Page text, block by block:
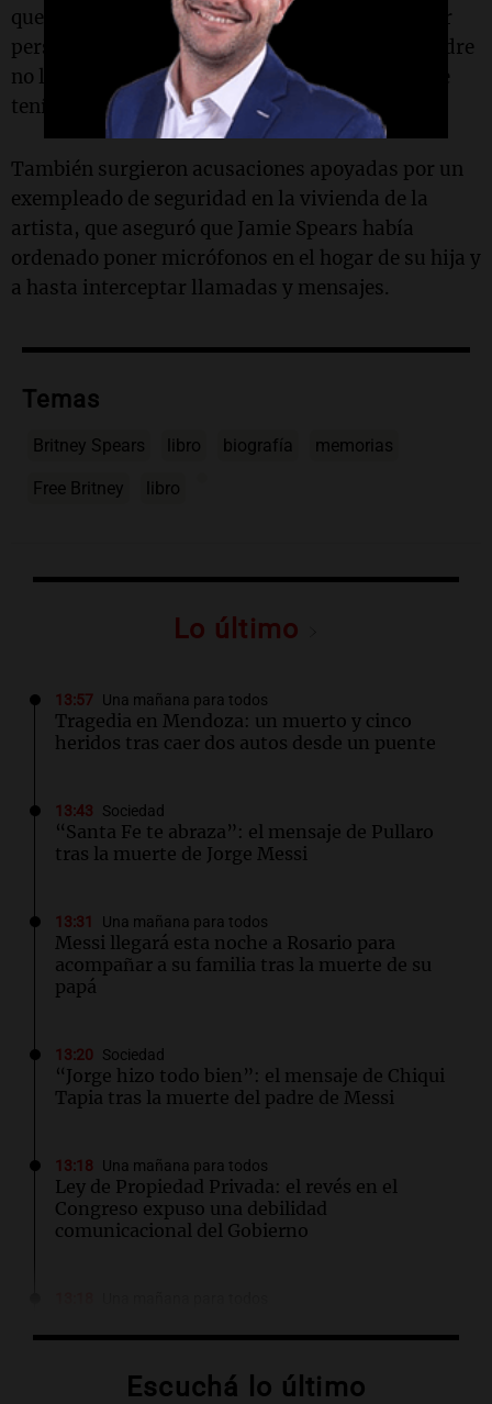
quería tener un hijo con su pareja, el entrenador
personal Sam Asghari, y no podía porque su padre
no le permitía ir al médico a quitarse el DIU que
tenía colocado.
También surgieron acusaciones apoyadas por un
exempleado de seguridad en la vivienda de la
artista, que aseguró que Jamie Spears había
ordenado poner micrófonos en el hogar de su hija y
a hasta interceptar llamadas y mensajes.
Temas
Britney Spears libro biografía memorias
Free Britney libro
Lo último
13:57 Una mañana para todos
Tragedia en Mendoza: un muerto y cinco
heridos tras caer dos autos desde un puente
13:43 Sociedad
“Santa Fe te abraza”: el mensaje de Pullaro
tras la muerte de Jorge Messi
13:31 Una mañana para todos
Messi llegará esta noche a Rosario para
acompañar a su familia tras la muerte de su
papá
13:20 Sociedad
“Jorge hizo todo bien”: el mensaje de Chiqui
Tapia tras la muerte del padre de Messi
13:18 Una mañana para todos
Ley de Propiedad Privada: el revés en el
Congreso expuso una debilidad
comunicacional del Gobierno
hombres se lo llevaron para hacerle preguntas
Escuchá lo último